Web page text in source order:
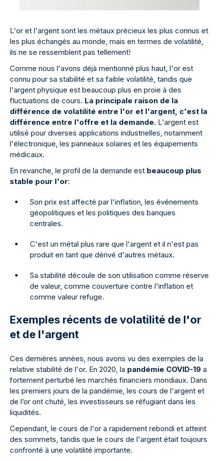
L'or et l'argent sont les métaux précieux les plus connus et
les plus échangés au monde, mais en termes de volatilité,
ils ne se ressemblent pas tellement!
Comme nous l'avons déjà mentionné plus haut, l'or est
connu pour sa stabilité et sa faible volatilité, tandis que
l'argent physique est beaucoup plus en proie à des
fluctuations de cours. La principale raison de la
différence de volatilité entre l'or et l'argent, c'est la
différence entre l'offre et la demande. L'argent est
utilisé pour diverses applications industrielles, notamment
l'électronique, les panneaux solaires et les équipements
médicaux.
En revanche, le profil de la demande est beaucoup plus
stable pour l'or:
Son prix est affecté par l'inflation, les événements
géopolitiques et les politiques des banques
centrales.
C'est un métal plus rare que l'argent et il n'est pas
produit en tant que dérivé d'autres métaux.
Sa stabilité découle de son utilisation comme réserve
de valeur, comme couverture contre l'inflation et
comme valeur refuge.
Exemples récents de volatilité de l'or
et de l'argent
Ces dernières années, nous avons vu des exemples de la
relative stabilité de l'or. En 2020, la pandémie COVID-19 a
fortement perturbé les marchés financiers mondiaux. Dans
les premiers jours de la pandémie, les cours de l'argent et
de l’or ont chuté, les investisseurs se réfugiant dans les
liquidités.
Cependant, le cours de l'or a rapidement rebondi et atteint
des sommets, tandis que le cours de l'argent était toujours
confronté à une volatilité importante.